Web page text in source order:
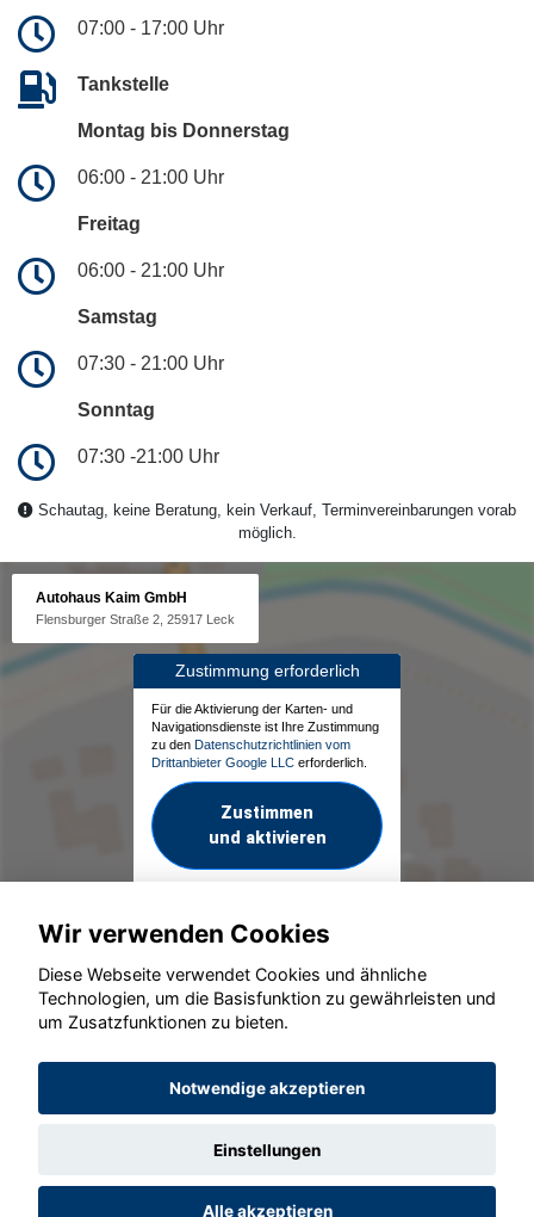
07:00 - 17:00 Uhr
Tankstelle
Montag bis Donnerstag
06:00 - 21:00 Uhr
Freitag
06:00 - 21:00 Uhr
Samstag
07:30 - 21:00 Uhr
Sonntag
07:30 -21:00 Uhr
Schautag, keine Beratung, kein Verkauf, Terminvereinbarungen vorab
möglich.
Autohaus Kaim GmbH
Flensburger Straße 2, 25917 Leck
Zustimmung erforderlich
Für die Aktivierung der Karten- und
Navigationsdienste ist Ihre Zustimmung
zu den Datenschutzrichtlinien vom
Drittanbieter Google LLC erforderlich.
Zustimmen
und aktivieren
© konjunkturmotor.de GmbH 2020 - 2026
Wir verwenden Cookies
Diese Webseite verwendet Cookies und ähnliche
Technologien, um die Basisfunktion zu gewährleisten und
um Zusatzfunktionen zu bieten.
Notwendige akzeptieren
Einstellungen
Alle akzeptieren